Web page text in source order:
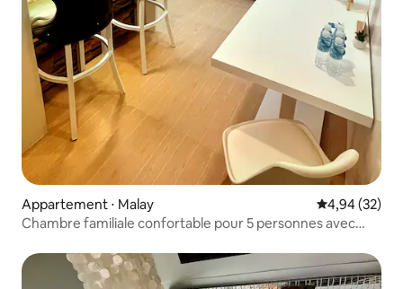
Appartement ⋅ Malay Évaluation
4,94 (32)
Chambre familiale confortable pour 5 personnes avec